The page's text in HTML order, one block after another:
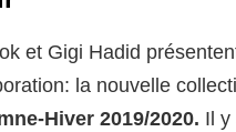
et Gigi Hadid
la nouvelle
Hiver 2019/2020. Il y